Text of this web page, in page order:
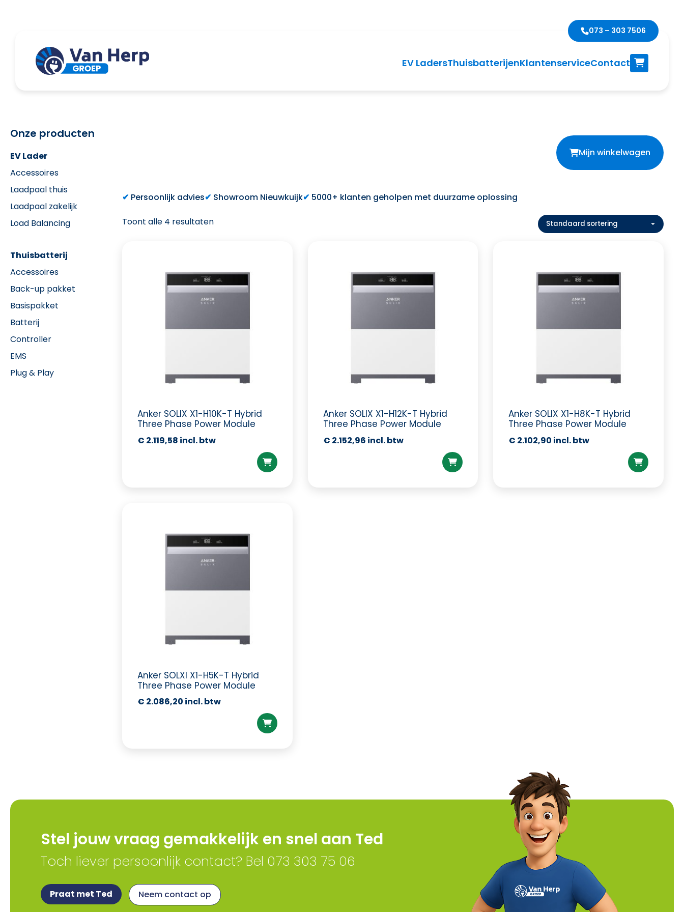
073 – 303 7506
EV LadersThuisbatterijenKlantenserviceContact
Onze producten
EV Lader
Accessoires
Laadpaal thuis
Laadpaal zakelijk
Load Balancing
Thuisbatterij
Accessoires
Back-up pakket
Basispakket
Batterij
Controller
EMS
Plug & Play
Mijn winkelwagen
Persoonlijk advies Showroom Nieuwkuijk 5000+ klanten geholpen met duurzame oplossing
Toont alle 4 resultaten
Anker SOLIX X1-H10K-T Hybrid
Three Phase Power Module
€ 2.119,58
Anker SOLIX X1-H12K-T Hybrid
Three Phase Power Module
€ 2.152,96
Anker SOLIX X1-H8K-T Hybrid
Three Phase Power Module
€ 2.102,90
Anker SOLXI X1-H5K-T Hybrid
Three Phase Power Module
€ 2.086,20
Stel jouw vraag gemakkelijk en snel aan Ted
Toch liever persoonlijk contact? Bel 073 303 75 06
Praat met Ted Neem contact op